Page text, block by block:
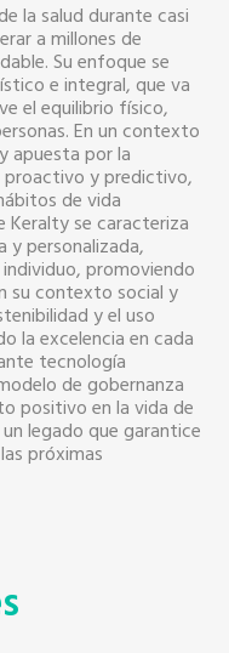
la salud durante casi
a millones de
Su enfoque se
e integral, que va
el equilibrio físico,
En un contexto
apuesta por la
y predictivo,
de vida
Keralty se caracteriza
y personalizada,
promoviendo
su contexto social y
y el uso
la excelencia en cada
tecnología
de gobernanza
positivo en la vida de
legado que garantice
próximas